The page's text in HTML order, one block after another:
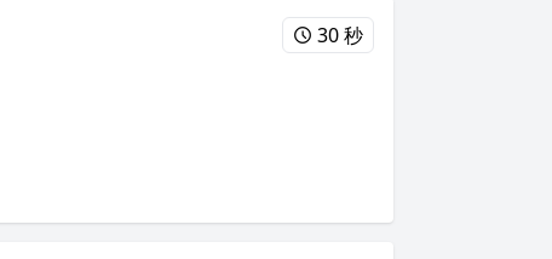
30 秒